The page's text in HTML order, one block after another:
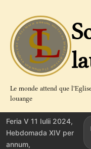
contenu
Le monde attend que
louange
Feria V 11 Iulii 2024,
Hebdomada XIV per
annum,